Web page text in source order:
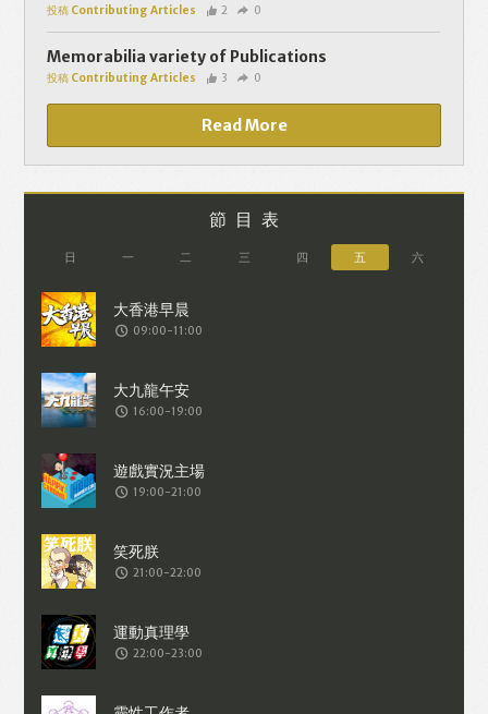
投稿 Contributing Articles 2 0
Memorabilia variety of Publications
投稿 Contributing Articles 3 0
Read More
節目表
日 一 二 三 四 五 六
09:00-11:00
16:00-19:00
19:00-21:00
21:00-22:00
22:00-23:00